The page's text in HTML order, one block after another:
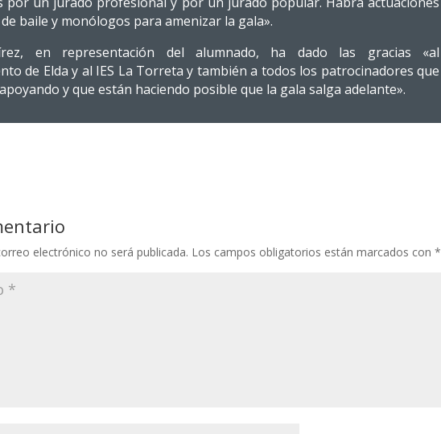
baile y monólogos para amenizar la gala».
en representación del alumnado, ha dado las gracias «al
de Elda y al IES La Torreta y también a todos los patrocinadores que
y que están haciendo posible que la gala salga adelante».
electrónico no será publicada. Los campos obligatorios están marcados con *